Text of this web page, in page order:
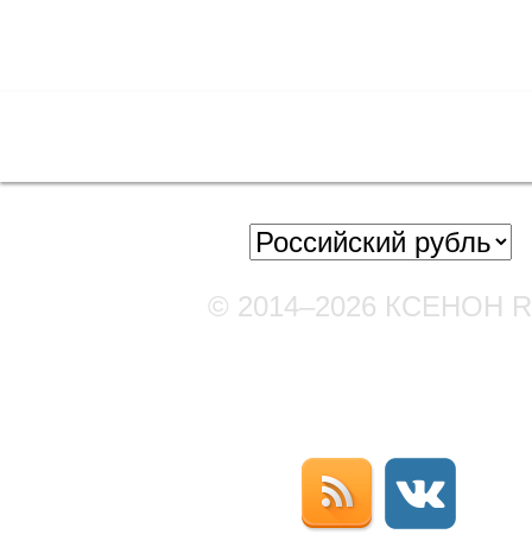
© 2014–2026 КСЕНОН